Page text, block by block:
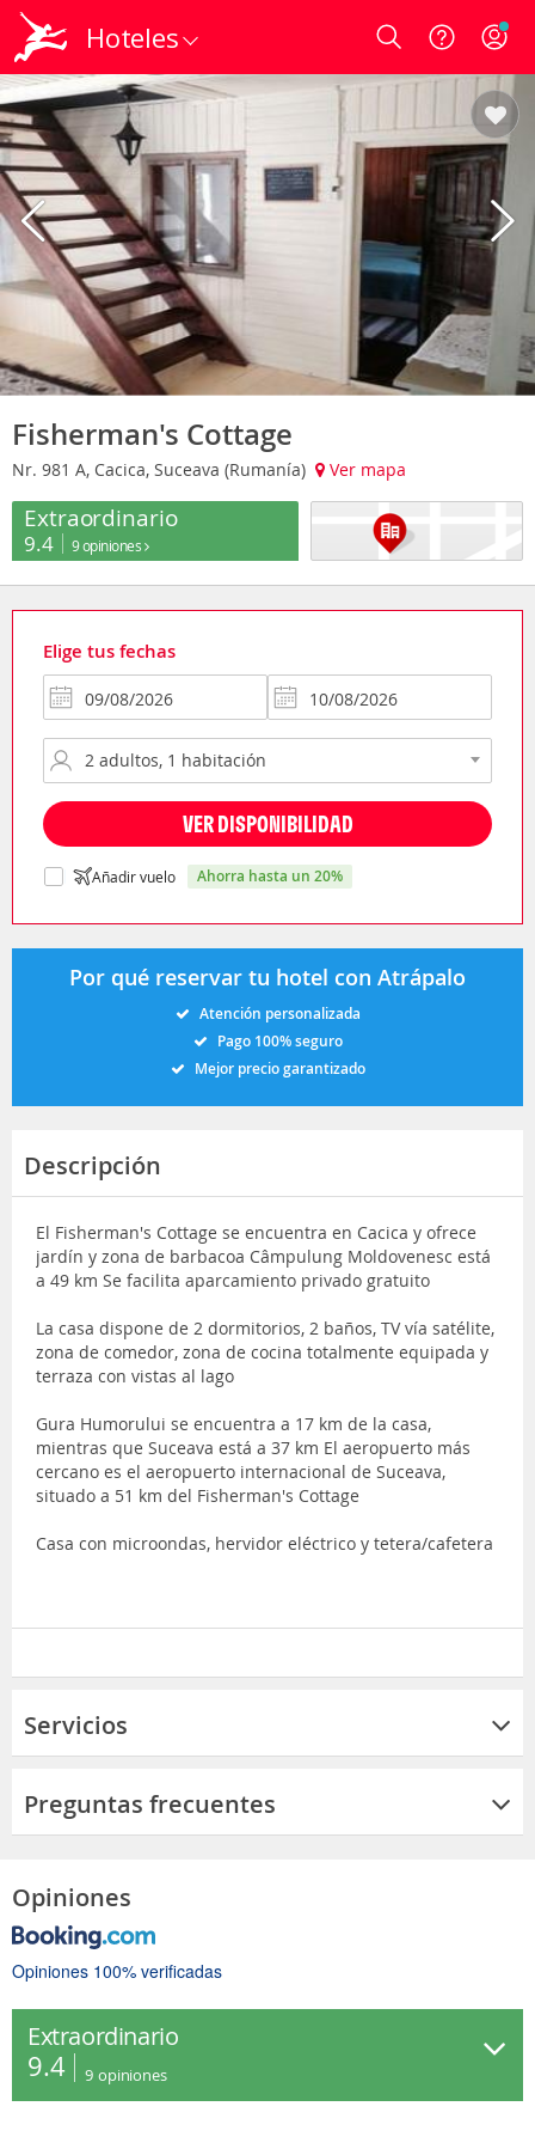
Hoteles Login
Fisherman's Cottage
Nr. 981 A, Cacica, Suceava (Rumanía) Ver mapa
Extraordinario
9.4 9 opiniones
Elige tus fechas
VER DISPONIBILIDAD
Añadir vuelo ahorra hasta un 20%
Por qué reservar tu hotel con Atrápalo
Atención personalizada
Pago 100% seguro
Mejor precio garantizado
Descripción
El Fisherman's Cottage se encuentra en Cacica y ofrece
jardín y zona de barbacoa Câmpulung Moldovenesc está
a 49 km Se facilita aparcamiento privado gratuito
La casa dispone de 2 dormitorios, 2 baños, TV vía satélite,
zona de comedor, zona de cocina totalmente equipada y
terraza con vistas al lago
Gura Humorului se encuentra a 17 km de la casa,
mientras que Suceava está a 37 km El aeropuerto más
cercano es el aeropuerto internacional de Suceava,
situado a 51 km del Fisherman's Cottage
Casa con microondas, hervidor eléctrico y tetera/cafetera
Servicios
Preguntas frecuentes
Opiniones
Opiniones 100% verificadas
Extraordinario
9.4 9 opiniones